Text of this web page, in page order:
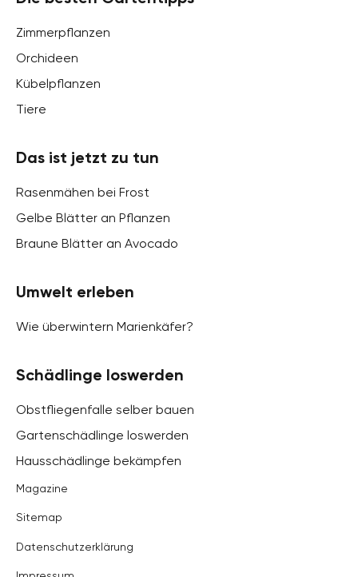
Zimmerpflanzen
Orchideen
Kübelpflanzen
Tiere
Das ist jetzt zu tun
Rasenmähen bei Frost
Gelbe Blätter an Pflanzen
Braune Blätter an Avocado
Umwelt erleben
Wie überwintern Marienkäfer?
Schädlinge loswerden
Obstfliegenfalle selber bauen
Gartenschädlinge loswerden
Hausschädlinge bekämpfen
Magazine
Sitemap
Datenschutzerklärung